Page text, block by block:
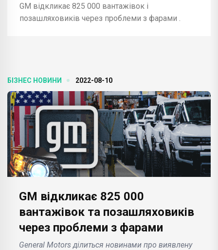
GM відкликає 825 000 вантажівок і
позашляховиків через проблеми з фарами .
БІЗНЕС НОВИНИ 2022-08-10
GM відкликає 825 000
вантажівок та позашляховиків
через проблеми з фарами
General Motors ділиться новинами про виявлену